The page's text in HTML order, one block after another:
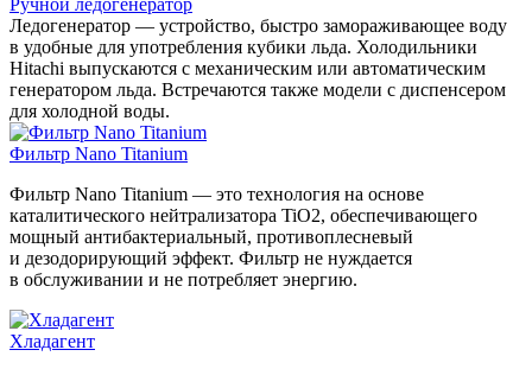
Ледогенератор — устройство, быстро замораживающее воду
в удобные для употребления кубики льда. Холодильники
Hitachi выпускаются с механическим или автоматическим
генератором льда. Встречаются также модели с диспенсером
для холодной воды.
Фильтр Nano Titanium
Фильтр Nano Titanium — это технология на основе
каталитического нейтрализатора TiO2, обеспечивающего
мощный антибактериальный, противоплесневый
и дезодорирующий эффект. Фильтр не нуждается
в обслуживании и не потребляет энергию.
Хладагент